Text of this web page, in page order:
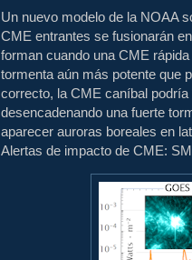
Un nuevo modelo de la NOAA
CME entrantes se fusionarán
forman cuando una CME
tormenta aún más potente que
correcto, la CME caníbal podría
desencadenando una fuerte
aparecer auroras boreales en
Alertas de impacto de CME: